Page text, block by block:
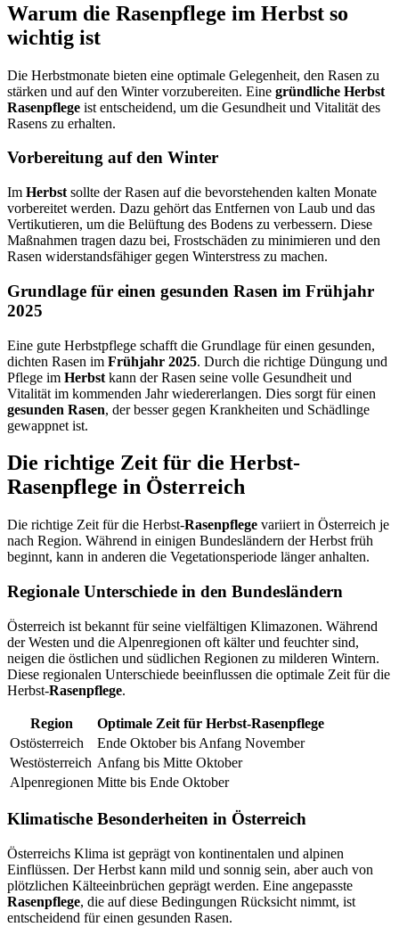
Warum die Rasenpflege im Herbst so
wichtig ist
Die Herbstmonate bieten eine optimale Gelegenheit, den Rasen zu
stärken und auf den Winter vorzubereiten. Eine gründliche Herbst
Rasenpflege ist entscheidend, um die Gesundheit und Vitalität des
Rasens zu erhalten.
Vorbereitung auf den Winter
Im Herbst sollte der Rasen auf die bevorstehenden kalten Monate
vorbereitet werden. Dazu gehört das Entfernen von Laub und das
Vertikutieren, um die Belüftung des Bodens zu verbessern. Diese
Maßnahmen tragen dazu bei, Frostschäden zu minimieren und den
Rasen widerstandsfähiger gegen Winterstress zu machen.
Grundlage für einen gesunden Rasen im Frühjahr
2025
Eine gute Herbstpflege schafft die Grundlage für einen gesunden,
dichten Rasen im Frühjahr 2025. Durch die richtige Düngung und
Pflege im Herbst kann der Rasen seine volle Gesundheit und
Vitalität im kommenden Jahr wiedererlangen. Dies sorgt für einen
gesunden Rasen, der besser gegen Krankheiten und Schädlinge
gewappnet ist.
Die richtige Zeit für die Herbst-
Rasenpflege in Österreich
Die richtige Zeit für die Herbst-Rasenpflege variiert in Österreich je
nach Region. Während in einigen Bundesländern der Herbst früh
beginnt, kann in anderen die Vegetationsperiode länger anhalten.
Regionale Unterschiede in den Bundesländern
Österreich ist bekannt für seine vielfältigen Klimazonen. Während
der Westen und die Alpenregionen oft kälter und feuchter sind,
neigen die östlichen und südlichen Regionen zu milderen Wintern.
Diese regionalen Unterschiede beeinflussen die optimale Zeit für die
Herbst-Rasenpflege.
Region
Optimale Zeit für Herbst-Rasenpflege
Ostösterreich
Ende Oktober bis Anfang November
Westösterreich Anfang bis Mitte Oktober
Alpenregionen Mitte bis Ende Oktober
Klimatische Besonderheiten in Österreich
Österreichs Klima ist geprägt von kontinentalen und alpinen
Einflüssen. Der Herbst kann mild und sonnig sein, aber auch von
plötzlichen Kälteeinbrüchen geprägt werden. Eine angepasste
Rasenpflege, die auf diese Bedingungen Rücksicht nimmt, ist
entscheidend für einen gesunden Rasen.